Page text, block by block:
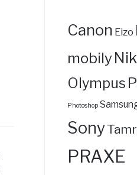
Canon Eizo
mobily
Olympus
Photoshop
Sony
PRAXE